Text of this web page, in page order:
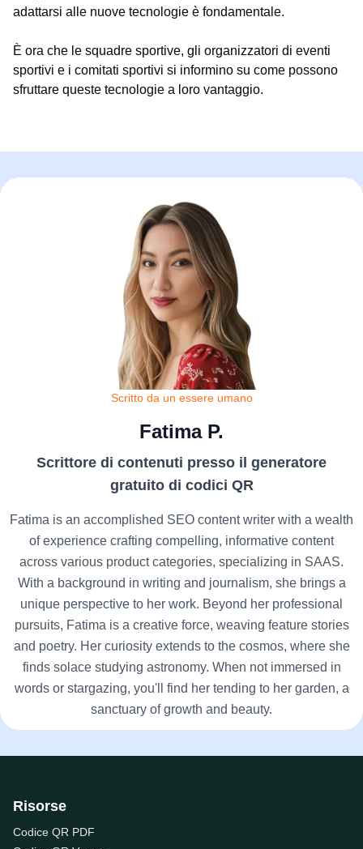
adattarsi alle nuove tecnologie è fondamentale.
È ora che le squadre sportive, gli organizzatori di eventi
sportivi e i comitati sportivi si informino su come possono
sfruttare queste tecnologie a loro vantaggio.
Scritto da un essere umano
Fatima P.
Scrittore di contenuti presso il generatore
gratuito di codici QR
Fatima is an accomplished SEO content writer with a wealth
of experience crafting compelling, informative content
across various product categories, specializing in SAAS.
With a background in writing and journalism, she brings a
unique perspective to her work. Beyond her professional
pursuits, Fatima is a creative force, weaving feature stories
and poetry. Her curiosity extends to the cosmos, where she
finds solace studying astronomy. When not immersed in
words or stargazing, you'll find her tending to her garden, a
sanctuary of growth and beauty.
Risorse
Codice QR PDF